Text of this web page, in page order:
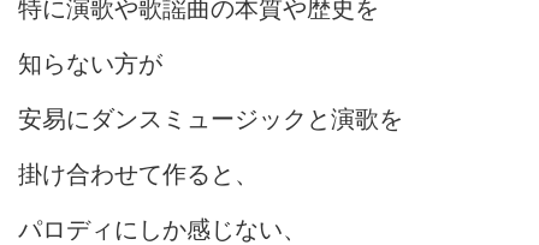
特に演歌や歌謡曲の本質や歴史を
知らない方が
安易にダンスミュージックと演歌を
掛け合わせて作ると、
パロディにしか感じない、